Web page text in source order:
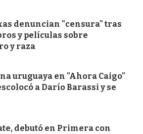
denuncian "censura" tras
y películas sobre
y raza
uruguaya en "Ahora Caigo"
a Darío Barassi y se
debutó en Primera con